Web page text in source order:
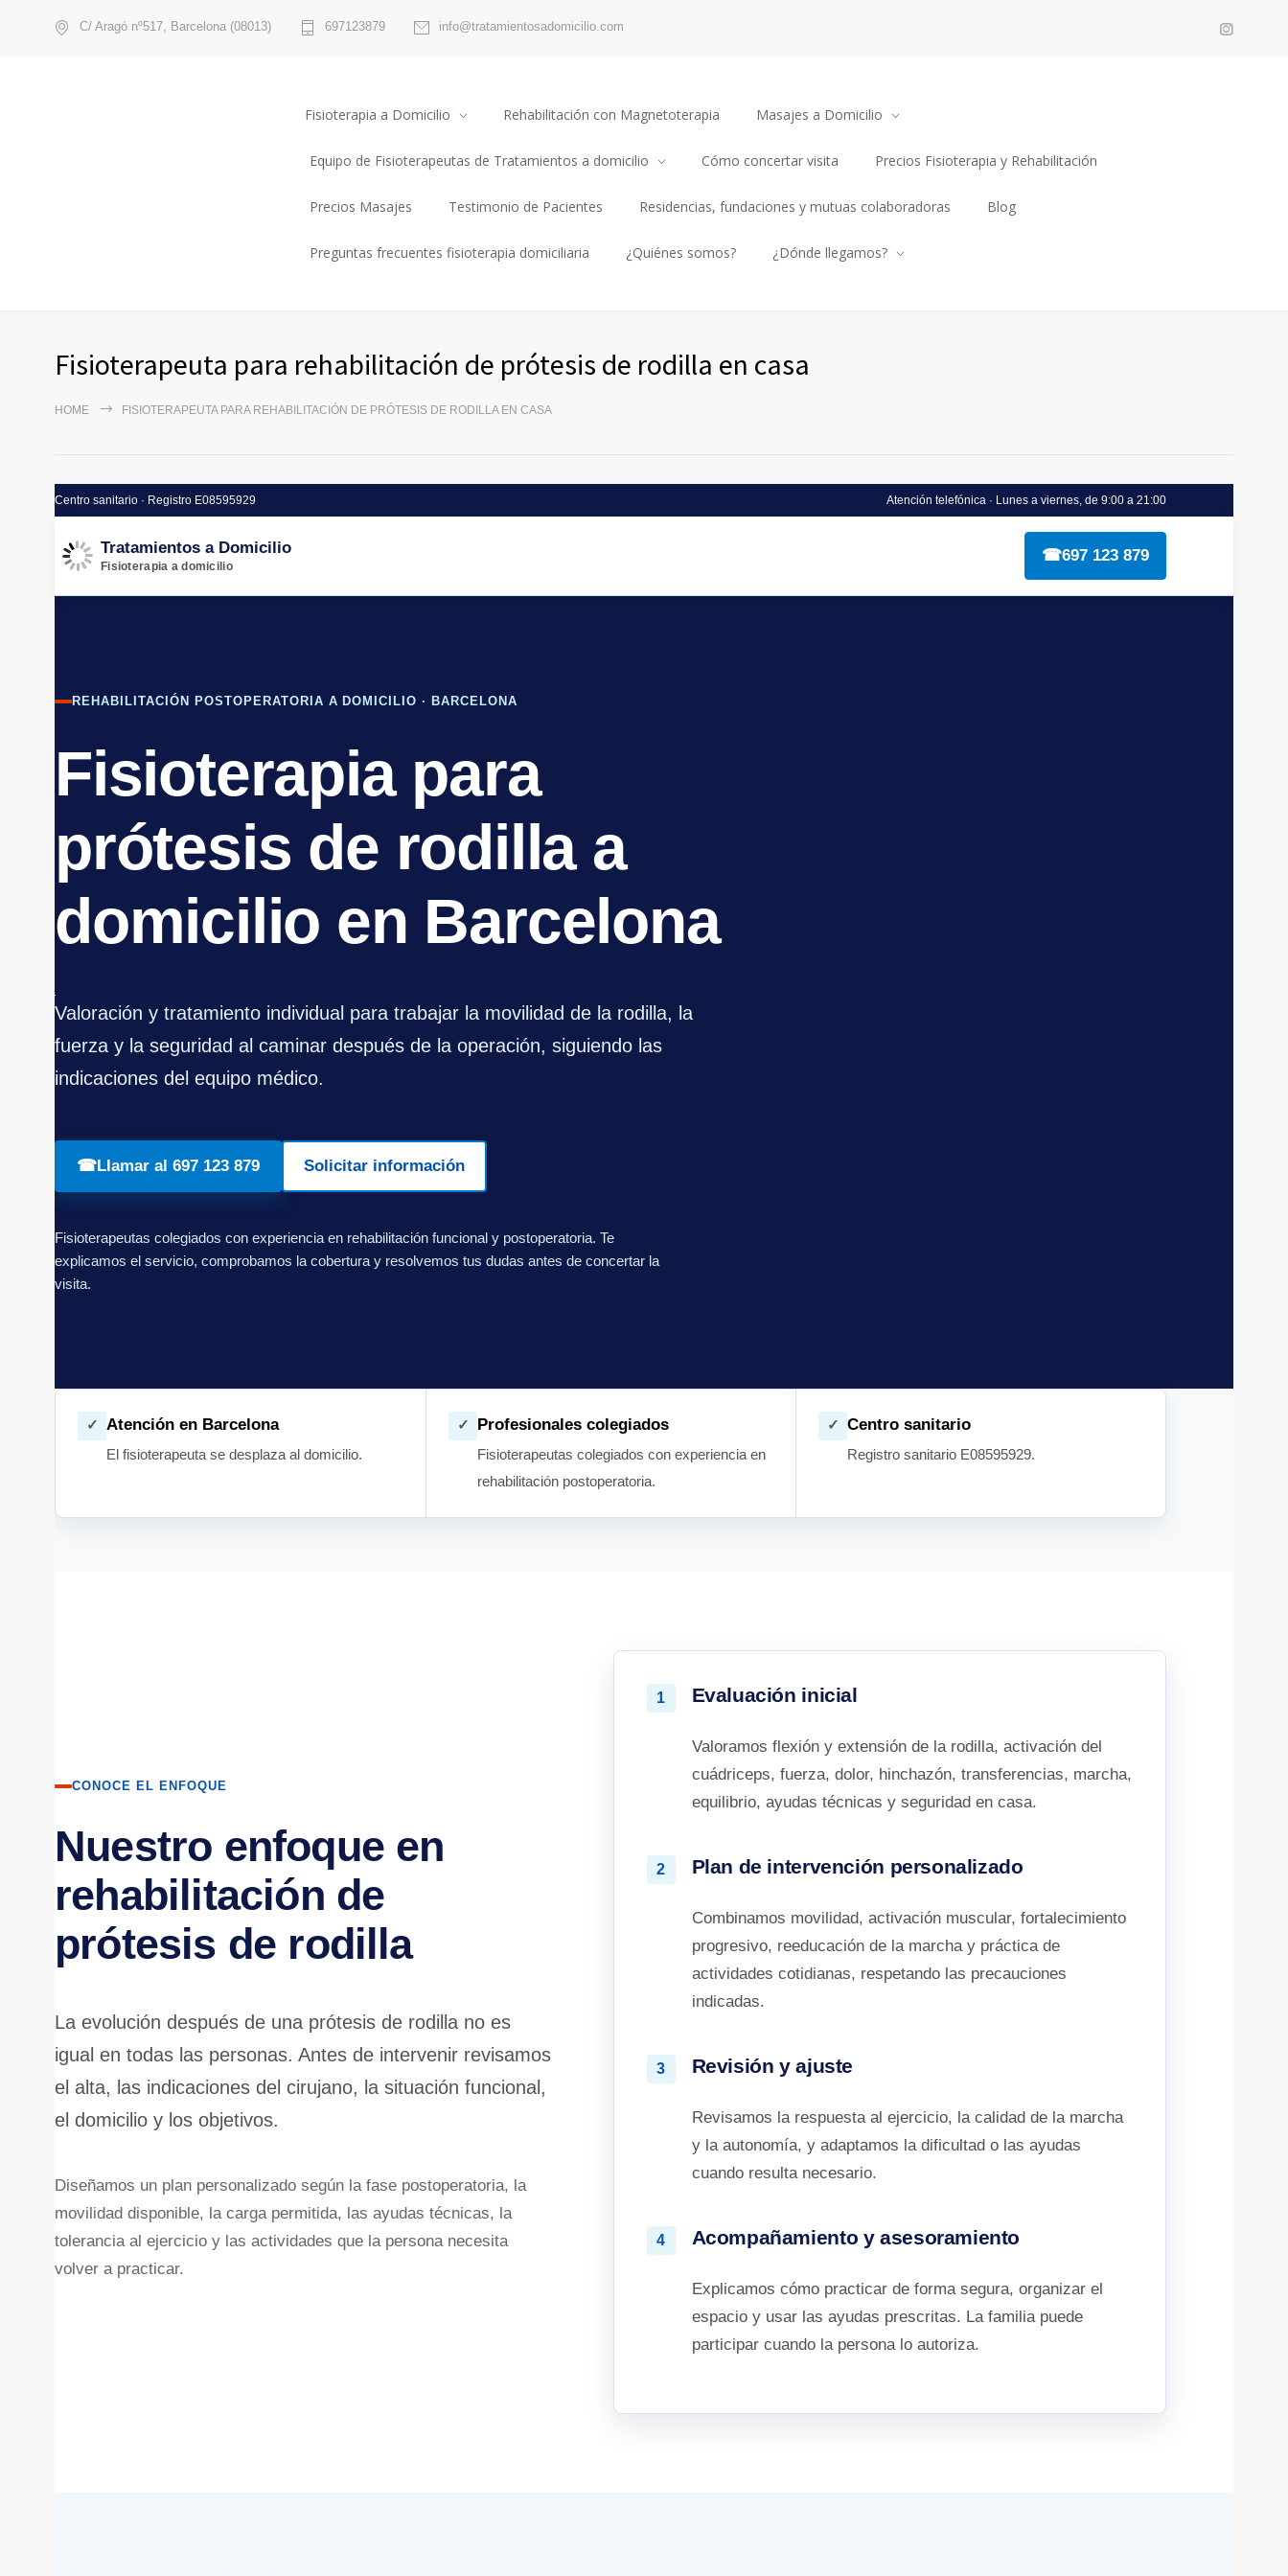
C/ Aragó nº517, Barcelona (08013) 697123879 info@tratamientosadomicilio.com
Fisioterapia a Domicilio Rehabilitación con Magnetoterapia Masajes a Domicilio
Equipo de Fisioterapeutas de Tratamientos a domicilio Cómo concertar visita Precios Fisioterapia y Rehabilitación
Precios Masajes Testimonio de Pacientes Residencias, fundaciones y mutuas colaboradoras Blog
Preguntas frecuentes fisioterapia domiciliaria ¿Quiénes somos? ¿Dónde llegamos?
Fisioterapeuta para rehabilitación de prótesis de rodilla en casa
HOME FISIOTERAPEUTA PARA REHABILITACIÓN DE PRÓTESIS DE RODILLA EN CASA
Centro sanitario · Registro E08595929 Atención telefónica · Lunes a viernes, de 9:00 a 21:00
Tratamientos a Domicilio
Fisioterapia a domicilio
☎697 123 879
REHABILITACIÓN POSTOPERATORIA A DOMICILIO · BARCELONA
Fisioterapia para
prótesis de rodilla a
domicilio en Barcelona
Valoración y tratamiento individual para trabajar la movilidad de la rodilla, la
fuerza y la seguridad al caminar después de la operación, siguiendo las
indicaciones del equipo médico.
☎Llamar al 697 123 879 Solicitar información
Fisioterapeutas colegiados con experiencia en rehabilitación funcional y postoperatoria. Te
explicamos el servicio, comprobamos la cobertura y resolvemos tus dudas antes de concertar la
visita.
✓ Atención en Barcelona
El fisioterapeuta se desplaza al domicilio.
✓ Profesionales colegiados
Fisioterapeutas colegiados con experiencia en
rehabilitación postoperatoria.
✓ Centro sanitario
Registro sanitario E08595929.
CONOCE EL ENFOQUE
Nuestro enfoque en
rehabilitación de
prótesis de rodilla
La evolución después de una prótesis de rodilla no es
igual en todas las personas. Antes de intervenir revisamos
el alta, las indicaciones del cirujano, la situación funcional,
el domicilio y los objetivos.
Diseñamos un plan personalizado según la fase postoperatoria, la
movilidad disponible, la carga permitida, las ayudas técnicas, la
tolerancia al ejercicio y las actividades que la persona necesita
volver a practicar.
1 Evaluación inicial
Valoramos flexión y extensión de la rodilla, activación del
cuádriceps, fuerza, dolor, hinchazón, transferencias, marcha,
equilibrio, ayudas técnicas y seguridad en casa.
2 Plan de intervención personalizado
Combinamos movilidad, activación muscular, fortalecimiento
progresivo, reeducación de la marcha y práctica de
actividades cotidianas, respetando las precauciones
indicadas.
3 Revisión y ajuste
Revisamos la respuesta al ejercicio, la calidad de la marcha
y la autonomía, y adaptamos la dificultad o las ayudas
cuando resulta necesario.
4 Acompañamiento y asesoramiento
Explicamos cómo practicar de forma segura, organizar el
espacio y usar las ayudas prescritas. La familia puede
participar cuando la persona lo autoriza.